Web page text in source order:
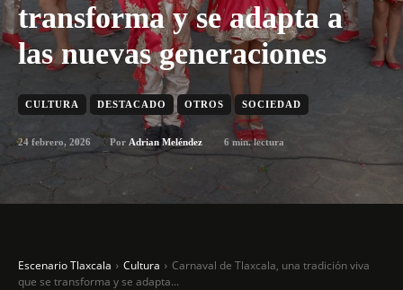
transforma y se adapta a
las nuevas generaciones
CULTURA DESTACADO OTROS SOCIEDAD
24 febrero, 2026 Por Adrian Meléndez 6 min. lectura
Escenario Tlaxcala Cultura
Carnaval de Tlaxcala, una tradición viva
que se transforma y se adapta...